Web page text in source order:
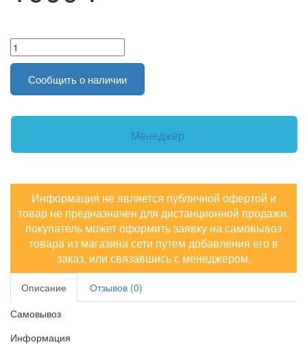
Сообщить о наличии
Менеджер
Информация не является публичной офертой и
товар не предназначен для дистанционной продажи,
покупатель может оформить заявку на самовывоз
товара из магазина сети путем добавления его в
заказ, или связавшись с менеджером.
Описание
Отзывов (0)
Самовывоз
Информация